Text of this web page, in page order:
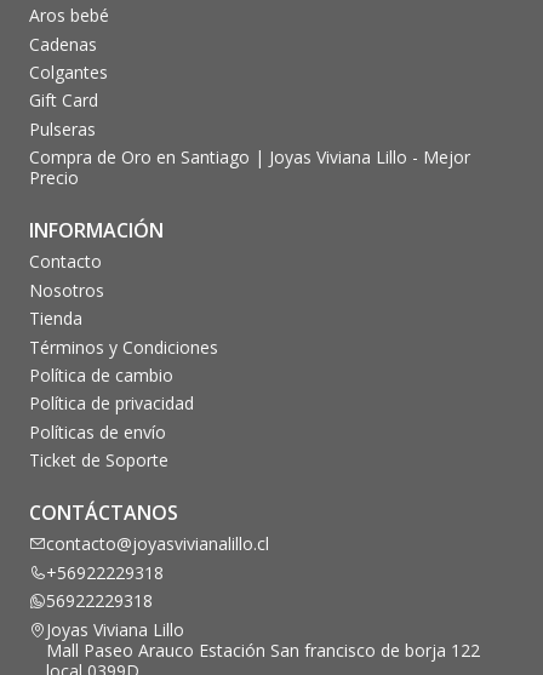
Aros bebé
Cadenas
Colgantes
Gift Card
Pulseras
Compra de Oro en Santiago | Joyas Viviana Lillo - Mejor
Precio
INFORMACIÓN
Contacto
Nosotros
Tienda
Términos y Condiciones
Política de cambio
Política de privacidad
Políticas de envío
Ticket de Soporte
CONTÁCTANOS
contacto@joyasvivianalillo.cl
+56922229318
56922229318
Joyas Viviana Lillo
Mall Paseo Arauco Estación San francisco de borja 122
local 0399D